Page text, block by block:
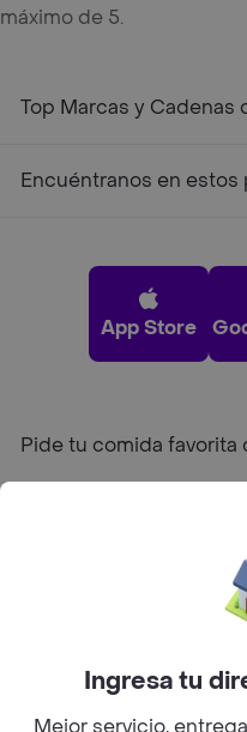
máximo de 5.
Top Marcas y Cadenas
Encuéntranos en estos
App Store
Pide tu comida favorita
Ingresa tu
Mejor servicio,